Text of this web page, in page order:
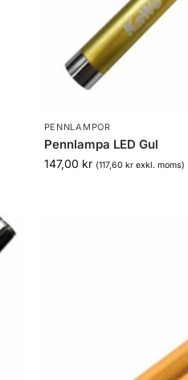
PENNLAMPOR
Pennlampa LED Gul
147,00 kr (117,60 krexkl. moms)